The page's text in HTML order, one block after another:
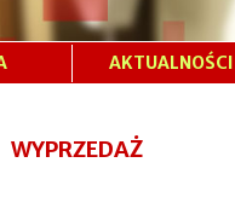
AKTUALNOŚCI
WYPRZEDAŻ